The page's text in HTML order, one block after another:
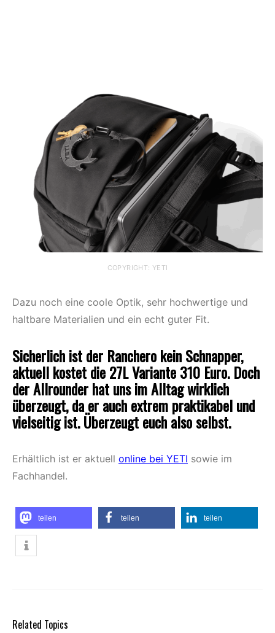
COPYRIGHT: YETI
Dazu noch eine coole Optik, sehr hochwertige und
haltbare Materialien und ein echt guter Fit.
Sicherlich ist der Ranchero kein Schnapper,
aktuell kostet die 27L Variante 310 Euro. Doch
der Allrounder hat uns im Alltag wirklich
überzeugt, da er auch extrem praktikabel und
vielseitig ist. Überzeugt euch also selbst.
Erhältlich ist er aktuell online bei YETI sowie im
Fachhandel.
teilen teilen teilen
Related Topics